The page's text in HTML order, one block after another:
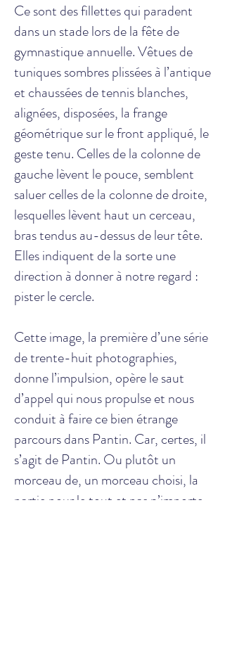
Ce sont des fillettes qui paradent
dans un stade lors de la fête de
gymnastique annuelle. Vêtues de
tuniques sombres plissées à l’antique
et chaussées de tennis blanches,
alignées, disposées, la frange
géométrique sur le front appliqué, le
geste tenu. Celles de la colonne de
gauche lèvent le pouce, semblent
saluer celles de la colonne de droite,
lesquelles lèvent haut un cerceau,
bras tendus au-dessus de leur tête.
Elles indiquent de la sorte une
direction à donner à notre regard :
pister le cercle.
Cette image, la première d’une série
de trente-huit photographies,
donne l’impulsion, opère le saut
d’appel qui nous propulse et nous
conduit à faire ce bien étrange
parcours dans Pantin. Car, certes, il
s’agit de Pantin. Ou plutôt un
morceau de, un morceau choisi, la
partie pour le tout et pas n’importe